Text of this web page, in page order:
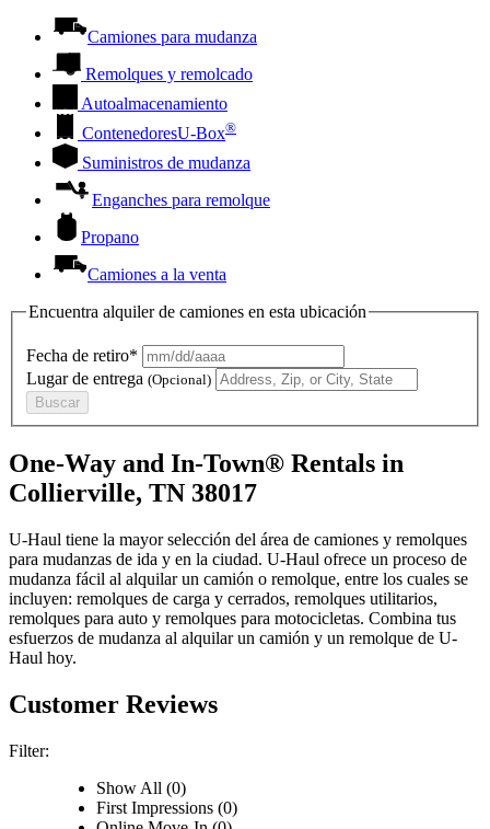
Camiones para mudanza
Remolques y remolcado
Autoalmacenamiento
ContenedoresU-Box®
Suministros de mudanza
Enganches para remolque
Propano
Camiones a la venta
Encuentra alquiler de camiones en esta ubicación
Fecha de retiro*
Lugar de entrega (Opcional)
Buscar
One-Way and In-Town® Rentals in
Collierville, TN 38017
U-Haul tiene la mayor selección del área de camiones y remolques
para mudanzas de ida y en la ciudad. U-Haul ofrece un proceso de
mudanza fácil al alquilar un camión o remolque, entre los cuales se
incluyen: remolques de carga y cerrados, remolques utilitarios,
remolques para auto y remolques para motocicletas. Combina tus
esfuerzos de mudanza al alquilar un camión y un remolque de U-
Haul hoy.
Customer Reviews
Filter:
Show All (0)
First Impressions (0)